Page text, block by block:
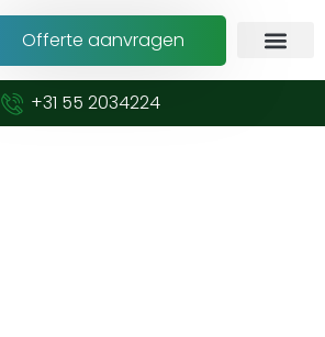
Offerte aanvragen
+31 55 2034224